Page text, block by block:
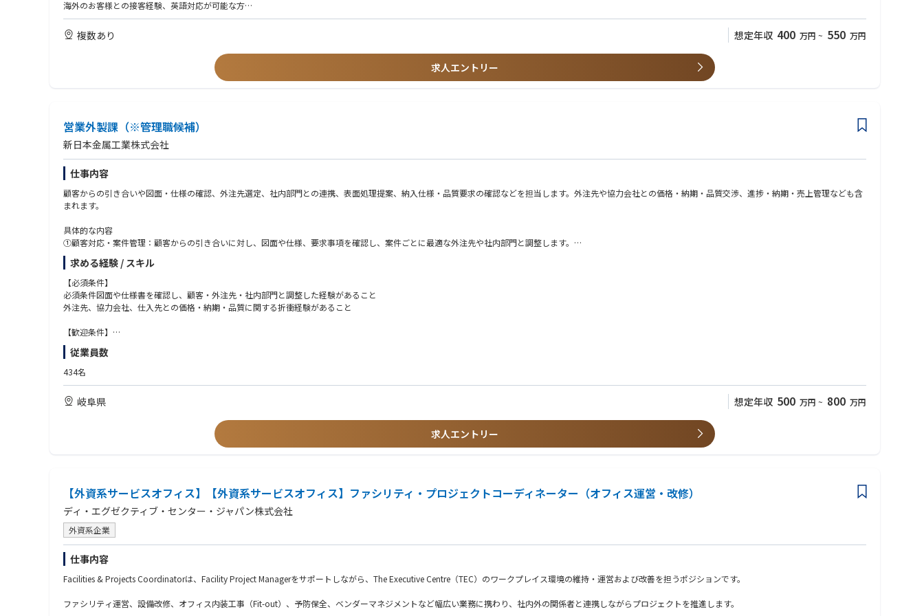
海外のお客様との接客経験、英語対応が可能な方
自発的に行動できる方、成長意欲のある方
複数あり 想定年収 400 万円 ~ 550 万円
求人エントリー
営業外製課（※管理職候補）
新日本金属工業株式会社
仕事内容
顧客からの引き合いや図面・仕様の確認、外注先選定、社内部門との連携、表面処理提案、納入仕様・品質要求の確認などを担当します。外注先や協力会社との価格・納期・品質交渉、進捗・納期・売上管理なども含
まれます。
具体的な内容
①顧客対応・案件管理：顧客からの引き合いに対し、図面や仕様、要求事項を確認し、案件ごとに最適な外注先や社内部門と調整します。
②外注先選定・管理：プレス品、鍛造品、切削加工品、板金、溶接、表面処理品など、さまざまな外注製作品について、適切な外注先を選定し、品質・納期・コストの管理を行います。
③社内部門との連携：必要に応じて社内の表面処理部門と連携し、顧客の要求に合った表面処理提案や納入仕様、品質要求の確認を行います。
④価格・納期・品質交渉：外注先や協力会社、仕入先と価格・納期・品質に関する折衝を行い、最適な条件での調達を実現します。進捗・納期・売上管理：複数案件の進捗状況や納期、売上・利益の管理を行い、計画
通りに業務が進むよう調整します。
⑤外注先の新規開拓・評価・監査：新たな外注先の開拓や既存外注先の評価、監査、改善指導を行い、調達先の品質・信頼性を高めます。
⑦原価計算・見積作成・利益管理：原価計算や見積作成、価格交渉、利益管理を通じて、会社の収益性向上に貢献します。
求める経験 / スキル
【必須条件】
必須条件図面や仕様書を確認し、顧客・外注先・社内部門と調整した経験があること
外注先、協力会社、仕入先との価格・納期・品質に関する折衝経験があること
【歓迎条件】
プレス品、鍛造品、切削加工品、板金、溶接、表面処理品などの取り扱い経験
製造業向け商社、部品商社、加工商社での営業・調達・外注管理経験
表面処理（めっき、塗装、アルマイト、化成処理等）に関する知識・経験自動車部品、産業機械部品、金属部品の営業・調達経験
従業員数
434名
岐阜県 想定年収 500 万円 ~ 800 万円
求人エントリー
【外資系サービスオフィス】【外資系サービスオフィス】ファシリティ・プロジェクトコーディネーター（オフィス運営・改修）
ディ・エグゼクティブ・センター・ジャパン株式会社
外資系企業
仕事内容
Facilities & Projects Coordinatorは、Facility Project Managerをサポートしながら、The Executive Centre（TEC）のワークプレイス環境の維持・運営および改善を担うポジションです。
ファシリティ運営、設備改修、オフィス内装工事（Fit-out）、予防保全、ベンダーマネジメントなど幅広い業務に携わり、社内外の関係者と連携しながらプロジェクトを推進します。